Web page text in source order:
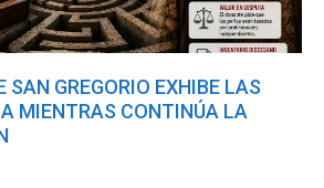
SAN GREGORIO EXHIBE LAS
MIENTRAS CONTINÚA LA